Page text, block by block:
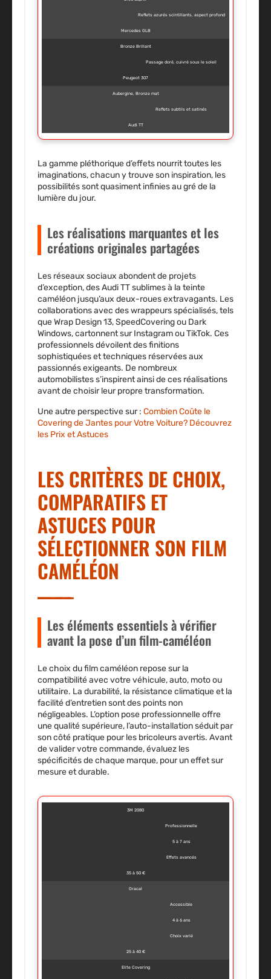
Reflets azurés scintillants, aspect profond
Mercedes GLB
Bronze Brillant
Passage doré, cuivré sous le soleil
Peugeot 307
Aubergine, Bronze mat
Reflets subtils et satinés
Audi TT
La gamme pléthorique d’effets nourrit toutes les
imaginations, chacun y trouve son inspiration, les
possibilités sont quasiment infinies au gré de la
lumière du jour.
Les réalisations marquantes et les
créations originales partagées
Les réseaux sociaux abondent de projets
d’exception, des Audi TT sublimes à la teinte
caméléon jusqu’aux deux-roues extravagants. Les
collaborations avec des wrappeurs spécialisés, tels
que Wrap Design 13, SpeedCovering ou Dark
Windows, cartonnent sur Instagram ou TikTok. Ces
professionnels dévoilent des finitions
sophistiquées et techniques réservées aux
passionnés exigeants. De nombreux
automobilistes s’inspirent ainsi de ces réalisations
avant de choisir leur propre transformation.
Une autre perspective sur : Combien Coûte le
Covering de Jantes pour Votre Voiture? Découvrez
les Prix et Astuces
LES CRITÈRES DE CHOIX,
COMPARATIFS ET
ASTUCES POUR
SÉLECTIONNER SON FILM
CAMÉLÉON
Les éléments essentiels à vérifier
avant la pose d’un film-caméléon
Le choix du film caméléon repose sur la
compatibilité avec votre véhicule, auto, moto ou
utilitaire. La durabilité, la résistance climatique et la
facilité d’entretien sont des points non
négligeables. L’option pose professionnelle offre
une qualité supérieure, l’auto-installation séduit par
son côté pratique pour les bricoleurs avertis. Avant
de valider votre commande, évaluez les
spécificités de chaque marque, pour un effet sur
mesure et durable.
3M 2080
Professionnelle
5 à 7 ans
Effets avancés
35 à 50 €
Oracal
Accessible
4 à 6 ans
Choix varié
25 à 40 €
Elite Covering